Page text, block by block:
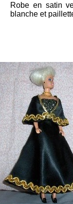
Robe en satin
blanche et